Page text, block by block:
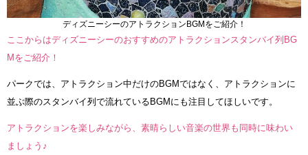
ディズニーシーのアトラクションBGMをご紹介！
ここからはディズニーシーのおすすめのアトラクションスタンバイ列BG
Mをご紹介！
パークでは、アトラクション中だけのBGMではなく、アトラクションに
並ぶ際のスタンバイ列で流れているBGMにも注目してほしいです。
アトラクションを楽しみながら、素晴らしい音楽の世界も同時に味わい
ましょう♪